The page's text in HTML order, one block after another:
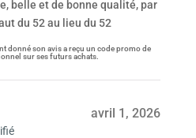
belle et de bonne qualité, par
du 52 au lieu du 52
donné son avis a reçu un code promo de
sur ses futurs achats.
avril 1, 2026